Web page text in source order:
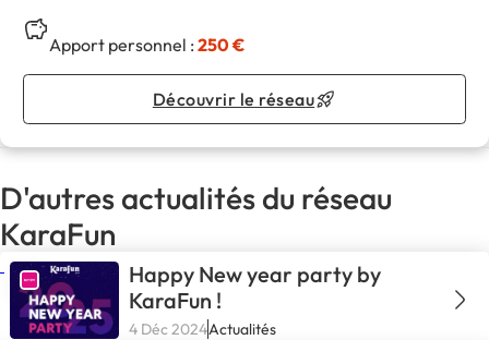
Apport personnel :250 €
Découvrir le réseau
D'autres actualités du réseau
KaraFun
Happy New year party by
KaraFun !
4 Déc 2024Actualités